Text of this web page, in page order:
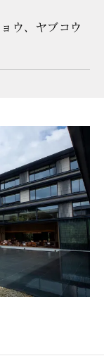
ウ、ヤブコウ